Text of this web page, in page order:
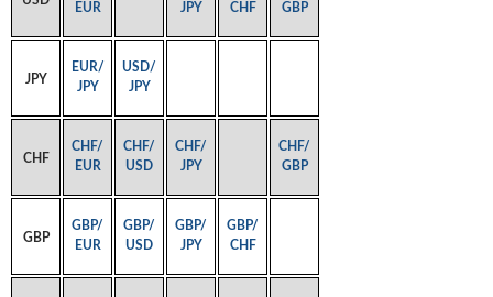
EUR
JPY
CHF
GBP
JPY
EUR/
JPY
USD/
JPY
CHF
CHF/
EUR
CHF/
USD
CHF/
JPY
CHF/
GBP
GBP
GBP/
EUR
GBP/
USD
GBP/
JPY
GBP/
CHF